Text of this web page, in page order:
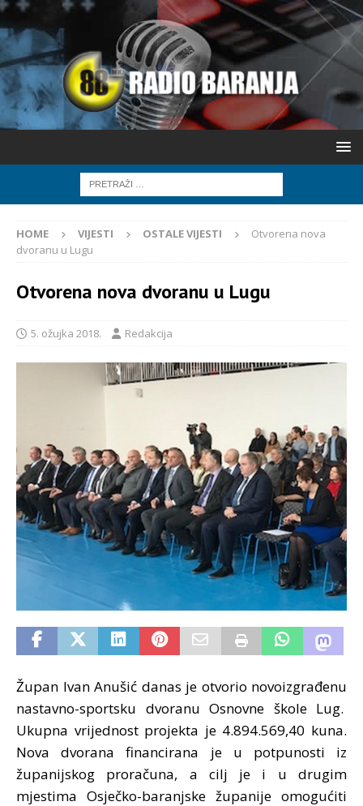
HOME VIJESTI OSTALE VIJESTI
Otvorena nova
dvoranu u Lugu
Otvorena nova dvoranu u Lugu
5. ožujka 2018. Redakcija
Župan Ivan Anušić danas je otvorio novoizgrađenu
nastavno-sportsku dvoranu Osnovne škole Lug.
Ukupna vrijednost projekta je 4.894.569,40 kuna.
Nova dvorana financirana je u potpunosti iz
županijskog proračuna, a cilj je i u drugim
mjestima Osječko-baranjske županije omogućiti